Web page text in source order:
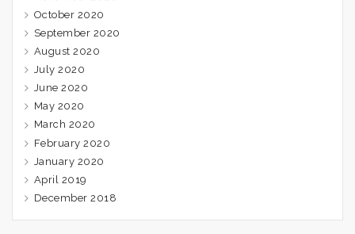
October 2020
September 2020
August 2020
July 2020
June 2020
May 2020
March 2020
February 2020
January 2020
April 2019
December 2018